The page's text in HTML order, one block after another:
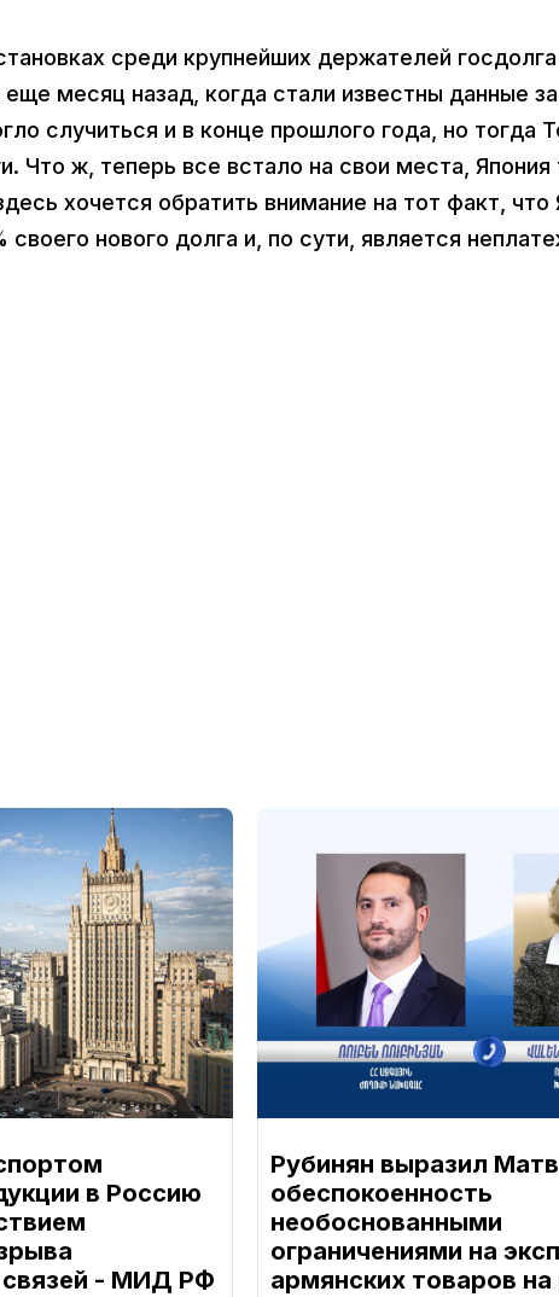
среди крупнейших держателей
месяц назад, когда стали известны данные
случиться и в конце прошлого года, но тогда
Что ж, теперь все встало на свои места, Япония
хочется обратить внимание на тот факт,
своего нового долга и, по сути, является
в Россию
связей - МИД РФ
Рубинян выразил
обеспокоенность
необоснованными
ограничениями на
армянских товаров